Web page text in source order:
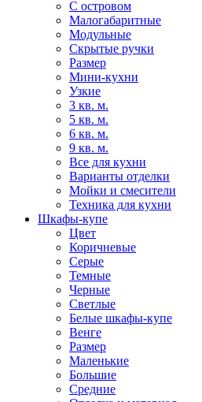
С островом
Малогабаритные
Модульные
Скрытые ручки
Размер
Мини-кухни
Узкие
3 кв. м.
5 кв. м.
6 кв. м.
9 кв. м.
Все для кухни
Варианты отделки
Мойки и смесители
Техника для кухни
Шкафы-купе
Цвет
Коричневые
Серые
Темные
Черные
Светлые
Белые шкафы-купе
Венге
Размер
Маленькие
Большие
Средние